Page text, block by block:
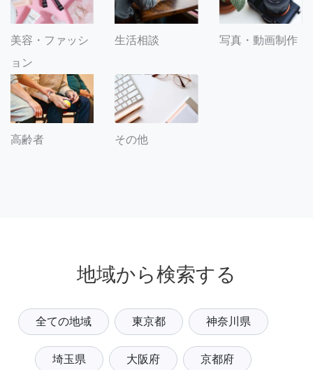
美容・ファッシ
ョン
生活相談 写真・動画制作
高齢者 その他
地域から検索する
全ての地域 東京都 神奈川県
埼玉県 大阪府 京都府